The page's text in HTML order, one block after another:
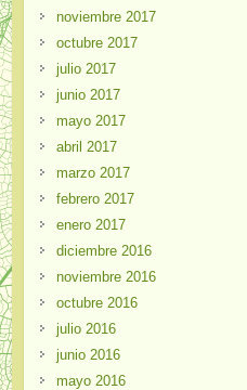
noviembre 2017
octubre 2017
julio 2017
junio 2017
mayo 2017
abril 2017
marzo 2017
febrero 2017
enero 2017
diciembre 2016
noviembre 2016
octubre 2016
julio 2016
junio 2016
mayo 2016